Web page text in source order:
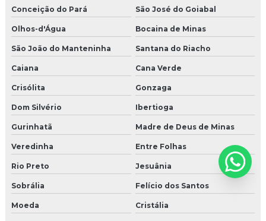
Conceição do Pará São José do Goiabal
Olhos-d'Água Bocaina de Minas
São João do Manteninha Santana do Riacho
Caiana Cana Verde
Crisólita Gonzaga
Dom Silvério Ibertioga
Gurinhatã Madre de Deus de Minas
Veredinha Entre Folhas
Rio Preto Jesuânia
Sobrália Felício dos Santos
Moeda Cristália